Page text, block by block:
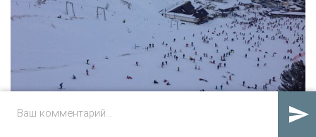
Чтобы добраться до "горы счастья", туристов не
